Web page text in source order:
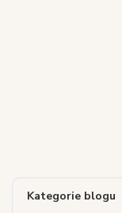
Kategorie blogu